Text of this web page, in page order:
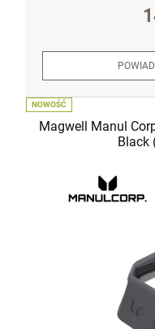
Cena regularna:
Najniższa cena:
Magwell Manul
Black
NOWOŚĆ